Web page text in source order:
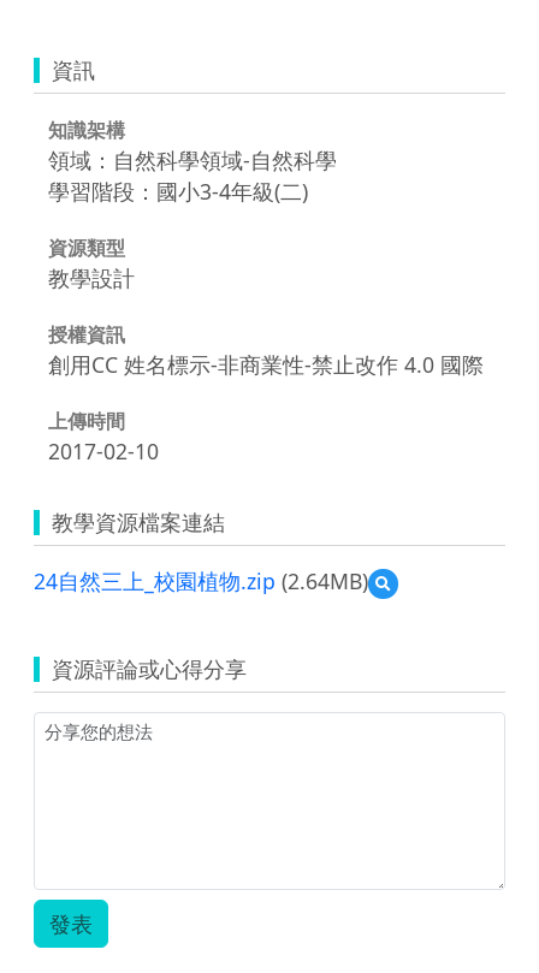
資訊
知識架構
領域：自然科學領域-自然科學
學習階段：國小3-4年級(二)
資源類型
教學設計
授權資訊
創用CC 姓名標示-非商業性-禁止改作 4.0 國際
上傳時間
2017-02-10
教學資源檔案連結
24自然三上_校園植物.zip (2.64MB)
預
覽
三
上
資源評論或心得分享
發表